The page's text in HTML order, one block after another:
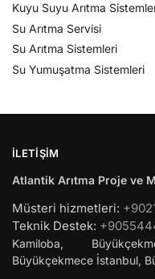
Kuyu Suyu Arıtma
Su Arıtma Servisi
Su Arıtma Sistemleri
Su Yumuşatma Sistemleri
İLETIŞIM
Atlantik Arıtma Proje ve
Müsteri hizmetleri:
Teknik Destek:
Kamiloba,
Büyükçekmece İstanbul,